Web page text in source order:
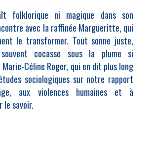
folklorique ni magique dans son
avec la raffinée Margueritte, qui
le transformer. Tout sonne juste,
cocasse sous la plume si
Céline Roger, qui en dit plus long
sociologiques sur notre rapport
aux violences humaines et à
le savoir.